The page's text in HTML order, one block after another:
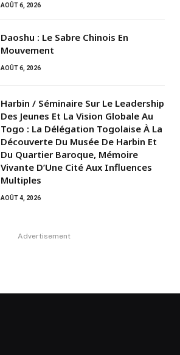
AOÛT 6, 2026
Daoshu : Le Sabre Chinois En
Mouvement
AOÛT 6, 2026
Harbin / Séminaire Sur Le Leadership
Des Jeunes Et La Vision Globale Au
Togo : La Délégation Togolaise À La
Découverte Du Musée De Harbin Et
Du Quartier Baroque, Mémoire
Vivante D’Une Cité Aux Influences
Multiples
AOÛT 4, 2026
Advertisement